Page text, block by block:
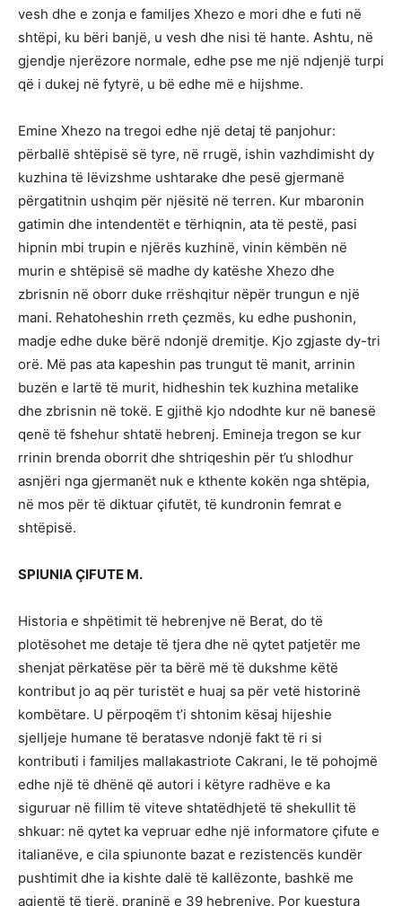
vesh dhe e zonja e familjes Xhezo e mori dhe e futi në
shtëpi, ku bëri banjë, u vesh dhe nisi të hante. Ashtu, në
gjendje njerëzore normale, edhe pse me një ndjenjë turpi
që i dukej në fytyrë, u bë edhe më e hijshme.
Emine Xhezo na tregoi edhe një detaj të panjohur:
përballë shtëpisë së tyre, në rrugë, ishin vazhdimisht dy
kuzhina të lëvizshme ushtarake dhe pesë gjermanë
përgatitnin ushqim për njësitë në terren. Kur mbaronin
gatimin dhe intendentët e tërhiqnin, ata të pestë, pasi
hipnin mbi trupin e njërës kuzhinë, vinin këmbën në
murin e shtëpisë së madhe dy katëshe Xhezo dhe
zbrisnin në oborr duke rrëshqitur nëpër trungun e një
mani. Rehatoheshin rreth çezmës, ku edhe pushonin,
madje edhe duke bërë ndonjë dremitje. Kjo zgjaste dy-tri
orë. Më pas ata kapeshin pas trungut të manit, arrinin
buzën e lartë të murit, hidheshin tek kuzhina metalike
dhe zbrisnin në tokë. E gjithë kjo ndodhte kur në banesë
qenë të fshehur shtatë hebrenj. Emineja tregon se kur
rrinin brenda oborrit dhe shtriqeshin për t’u shlodhur
asnjëri nga gjermanët nuk e kthente kokën nga shtëpia,
në mos për të diktuar çifutët, të kundronin femrat e
shtëpisë.
SPIUNIA ÇIFUTE M.
Historia e shpëtimit të hebrenjve në Berat, do të
plotësohet me detaje të tjera dhe në qytet patjetër me
shenjat përkatëse për ta bërë më të dukshme këtë
kontribut jo aq për turistët e huaj sa për vetë historinë
kombëtare. U përpoqëm t’i shtonim kësaj hijeshie
sjelljeje humane të beratasve ndonjë fakt të ri si
kontributi i familjes mallakastriote Cakrani, le të pohojmë
edhe një të dhënë që autori i këtyre radhëve e ka
siguruar në fillim të viteve shtatëdhjetë të shekullit të
shkuar: në qytet ka vepruar edhe një informatore çifute e
italianëve, e cila spiunonte bazat e rezistencës kundër
pushtimit dhe ia kishte dalë të kallëzonte, bashkë me
agjentë të tjerë, praninë e 39 hebrenjve. Por kuestura